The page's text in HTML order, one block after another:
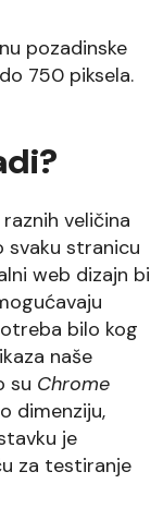
pozadinske
750 piksela.
veličina
svaku stranicu
web dizajn bi
bilo kog
naše
su Chrome
dimenziju,
je
za testiranje